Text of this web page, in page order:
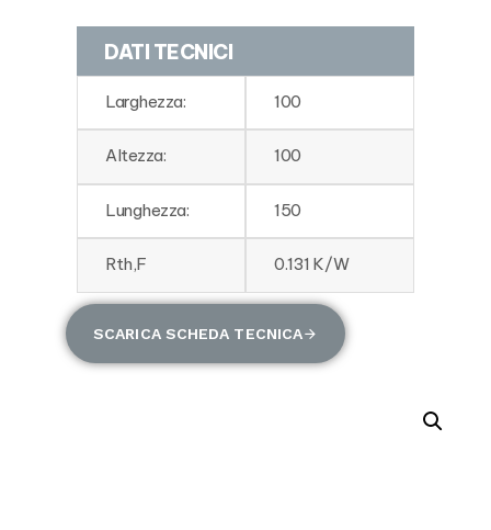
DATI TECNICI
Larghezza: 100
Altezza: 100
Lunghezza: 150
Rth,F 0.131 K/W
SCARICA SCHEDA TECNICA